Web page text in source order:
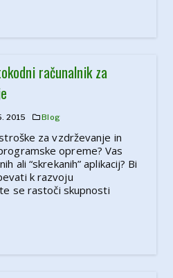
računalnik za
2015 Blog
za vzdrževanje in
opreme? Vas
ali “skrekanih” aplikacij? Bi
k razvoju
se rastoči skupnosti